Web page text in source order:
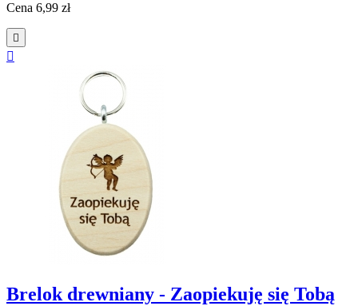
Cena 6,99 zł


Brelok drewniany - Zaopiekuję się Tobą